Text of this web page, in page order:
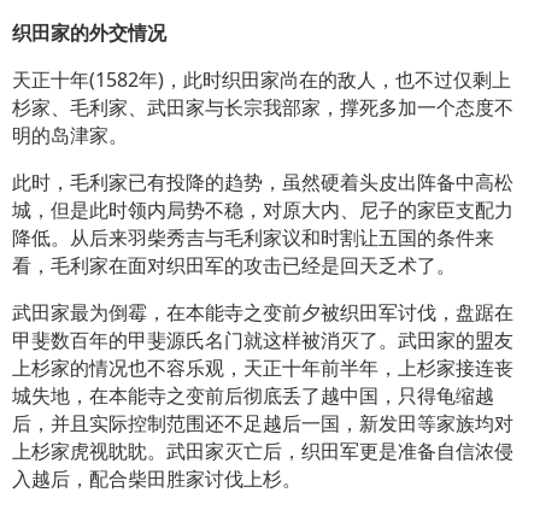
织田家的外交情况
天正十年(1582年)，此时织田家尚在的敌人，也不过仅剩上
杉家、毛利家、武田家与长宗我部家，撑死多加一个态度不
明的岛津家。
此时，毛利家已有投降的趋势，虽然硬着头皮出阵备中高松
城，但是此时领内局势不稳，对原大内、尼子的家臣支配力
降低。从后来羽柴秀吉与毛利家议和时割让五国的条件来
看，毛利家在面对织田军的攻击已经是回天乏术了。
武田家最为倒霉，在本能寺之变前夕被织田军讨伐，盘踞在
甲斐数百年的甲斐源氏名门就这样被消灭了。武田家的盟友
上杉家的情况也不容乐观，天正十年前半年，上杉家接连丧
城失地，在本能寺之变前后彻底丢了越中国，只得龟缩越
后，并且实际控制范围还不足越后一国，新发田等家族均对
上杉家虎视眈眈。武田家灭亡后，织田军更是准备自信浓侵
入越后，配合柴田胜家讨伐上杉。